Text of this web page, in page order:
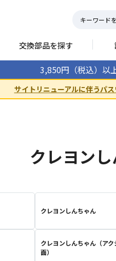
交換部品を探す
3,850円（税込）以
サイトリニューアルに伴うパ
クレヨン
クレヨンしんちゃん
クレヨンしんちゃん（ア
面）